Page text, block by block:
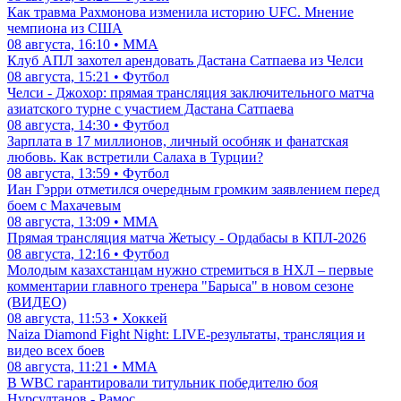
Как травма Рахмонова изменила историю UFC. Мнение
чемпиона из США
08 августа, 16:10 • ММА
Клуб АПЛ захотел арендовать Дастана Сатпаева из Челси
08 августа, 15:21 • Футбол
Челси - Джохор: прямая трансляция заключительного матча
азиатского турне с участием Дастана Сатпаева
08 августа, 14:30 • Футбол
Зарплата в 17 миллионов, личный особняк и фанатская
любовь. Как встретили Салаха в Турции?
08 августа, 13:59 • Футбол
Иан Гэрри отметился очередным громким заявлением перед
боем с Махачевым
08 августа, 13:09 • ММА
Прямая трансляция матча Жетысу - Ордабасы в КПЛ-2026
08 августа, 12:16 • Футбол
Молодым казахстанцам нужно стремиться в НХЛ – первые
комментарии главного тренера "Барыса" в новом сезоне
(ВИДЕО)
08 августа, 11:53 • Хоккей
Naiza Diamond Fight Night: LIVE-результаты, трансляция и
видео всех боев
08 августа, 11:21 • ММА
В WBC гарантировали титульник победителю боя